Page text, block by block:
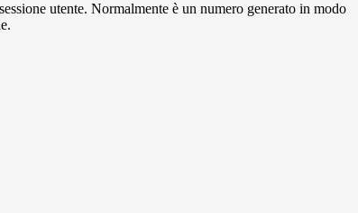
utente. Normalmente è un numero generato in modo